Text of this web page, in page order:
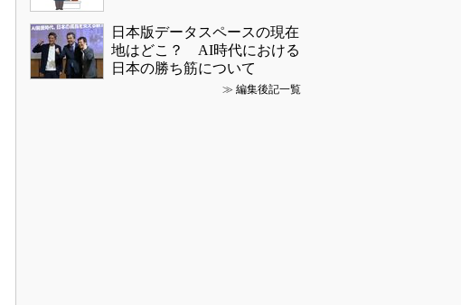
日本版データスペースの現在
地はどこ？ AI時代における
日本の勝ち筋について
≫ 編集後記一覧